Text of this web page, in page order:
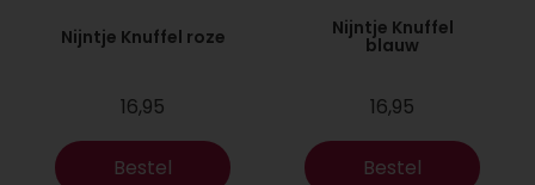
Nijntje Knuffel roze
16,95
Bestel
Nijntje Knuffel
blauw
16,95
Bestel